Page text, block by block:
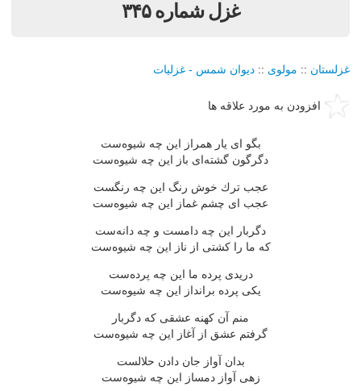
غزل شماره ۳۴۵
غزلستان :: مولوی :: دیوان شمس - غزلیات
افزودن به مورد علاقه ها
بگو ای یار همراز این چه شیوه‌ست
دگرگون گشته‌ای باز این چه شیوه‌ست
عجب ترك خوش رنگ این چه رنگست
عجب ای چشم غماز این چه شیوه‌ست
دگربار این چه دامست و چه دانه‌ست
كه ما را كشتی از ناز این چه شیوه‌ست
دریدی پرده ما این چه پرده‌ست
یكی پرده برانداز این چه شیوه‌ست
منم آن كهنه عشقی كه دگربار
گرفتم عشق از آغاز این چه شیوه‌ست
بدان آواز جان دادن حلالست
زهی آواز دمساز این چه شیوه‌ست